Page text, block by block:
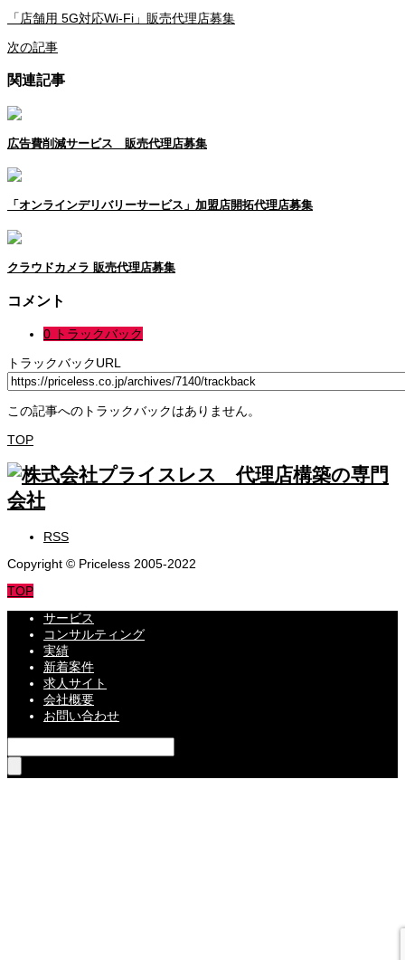
「店舗用 5G対応Wi-Fi」販売代理店募集
次の記事
関連記事
広告費削減サービス 販売代理店募集
「オンラインデリバリーサービス」加盟店開拓代理店募集
クラウドカメラ 販売代理店募集
コメント
0 トラックバック
トラックバックURL
この記事へのトラックバックはありません。
TOP
RSS
Copyright © Priceless 2005-2022
TOP
サービス
コンサルティング
実績
新着案件
求人サイト
会社概要
お問い合わせ